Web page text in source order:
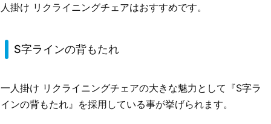
人掛け リクライニングチェアはおすすめです。
S字ラインの背もたれ
一人掛け リクライニングチェアの大きな魅力として『S字ラ
インの背もたれ』を採用している事が挙げられます。